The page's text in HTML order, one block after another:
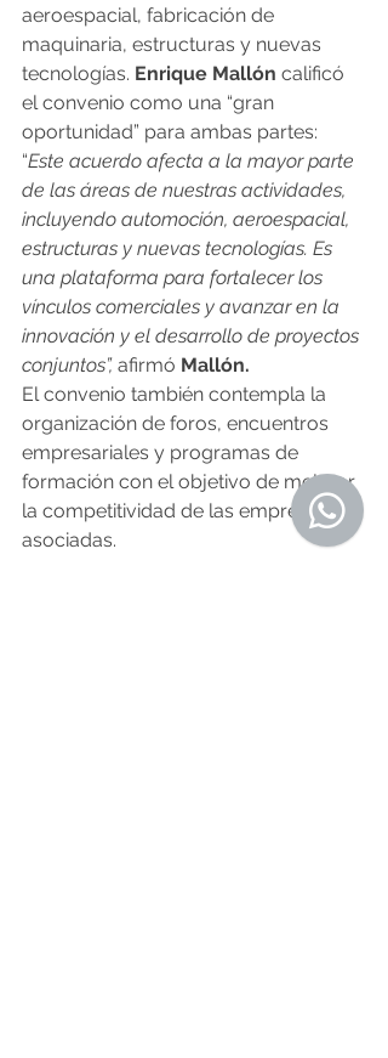
aeroespacial, fabricación de
maquinaria, estructuras y nuevas
tecnologías. Enrique Mallón calificó
el convenio como una “gran
oportunidad” para ambas partes:
“Este acuerdo afecta a la mayor parte
de las áreas de nuestras actividades,
incluyendo automoción, aeroespacial,
estructuras y nuevas tecnologías. Es
una plataforma para fortalecer los
vínculos comerciales y avanzar en la
innovación y el desarrollo de proyectos
conjuntos”, afirmó Mallón.
El convenio también contempla la
organización de foros, encuentros
empresariales y programas de
formación con el objetivo de mejorar
la competitividad de las empresas
asociadas.